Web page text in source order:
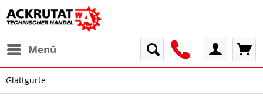
Menü
Glattgurte